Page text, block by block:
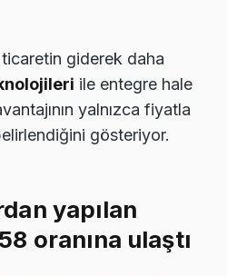
giderek daha
ile entegre hale
yalnızca fiyatla
gösteriyor.
yapılan
oranına ulaştı